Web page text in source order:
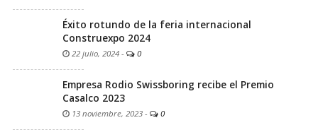
Éxito rotundo de la feria internacional
Construexpo 2024
22 julio, 2024 - 0
Empresa Rodio Swissboring recibe el Premio
Casalco 2023
13 noviembre, 2023 - 0